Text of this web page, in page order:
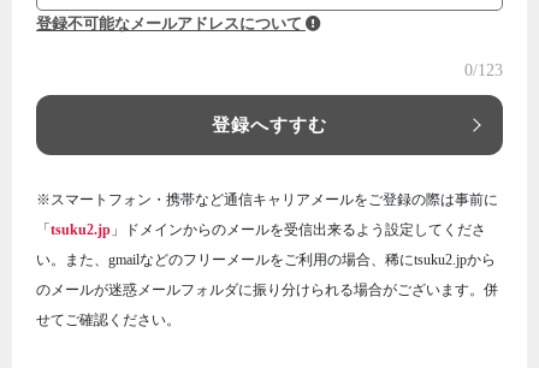
登録不可能なメールアドレスについて
0/123
登録へすすむ
※スマートフォン・携帯など通信キャリアメールをご登録の際は事前に
「 tsuku2.jp 」ドメインからのメールを受信出来るよう設定してくださ
い。また、gmailなどのフリーメールをご利用の場合、稀にtsuku2.jpから
のメールが迷惑メールフォルダに振り分けられる場合がございます。併
せてご確認ください。